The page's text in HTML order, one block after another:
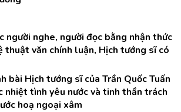
người nghe, người đọc bằng nhận thức
thuật văn chính luận, Hịch tướng sĩ có
bài Hịch tướng sĩ của Trần Quốc Tuấn
nhiệt tình yêu nước và tinh thần trách
hoạ ngoại xâm